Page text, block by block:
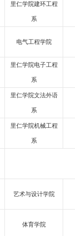
里仁学院建环工程
系
电气工程学院
里仁学院电子工程
系
里仁学院文法外语
系
里仁学院机械工程
系
艺术与设计学院
体育学院